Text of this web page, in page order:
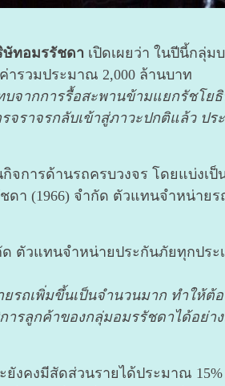
ษัทอมรรัชดา เปิดเผยว่า ในปีนี้กลุ่
ารวมประมาณ 2,000 ล้านบาท
จากการรื้อสะพานข้ามแยกรัชโย
ราจรกลับเข้าสู่ภาวะปกติแล้ว ปร
การด้านรถครบวงจร โดยแบ่งเ
า (1966) จำกัด ตัวแทนจำหน่าย
ตัวแทนจำหน่ายประกันภัยทุกประ
รถเพิ่มขึ้นเป็นจำนวนมาก ทำให้
รลูกค้าของกลุ่มอมรรัชดาได้อย่า
คงมีสัดส่วนรายได้ประมาณ 15%